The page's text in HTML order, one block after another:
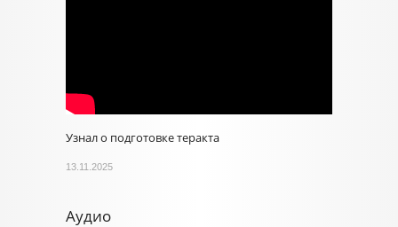
Узнал о подготовке теракта
13.11.2025
Аудио